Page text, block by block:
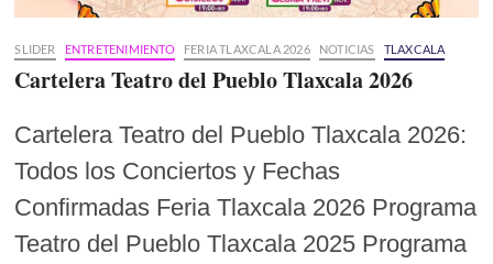
SLIDER ENTRETENIMIENTO FERIA TLAXCALA 2026 NOTICIAS TLAXCALA
Cartelera Teatro del Pueblo Tlaxcala 2026
Cartelera Teatro del Pueblo Tlaxcala 2026:
Todos los Conciertos y Fechas
Confirmadas Feria Tlaxcala 2026 Programa
Teatro del Pueblo Tlaxcala 2025 Programa